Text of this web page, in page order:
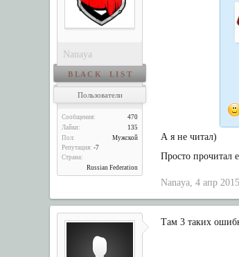
Nanaya
B L A C K L I S T
Пользователи
Сообщения:
470
Лайки:
135
Пол:
Мужской
Репутация: -7
Страна:
Russian Federation
А я не читал)
Просто прочитал
Nanaya, 4 апр 2015
Там 3 таких